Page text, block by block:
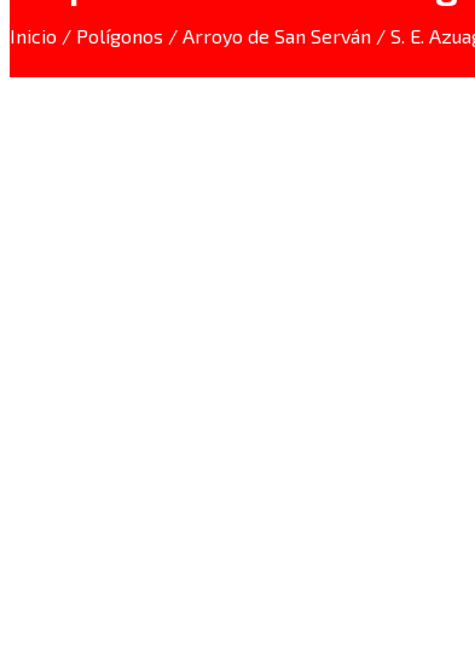
Inicio / Polígonos / Arroyo de San Serván / S. E.